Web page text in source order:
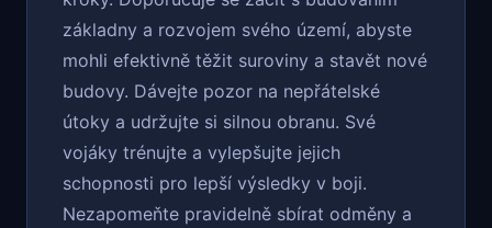
základny a rozvojem svého území, abyste
mohli efektivně těžit suroviny a stavět nové
budovy. Dávejte pozor na nepřátelské
útoky a udržujte si silnou obranu. Své
vojáky trénujte a vylepšujte jejich
schopnosti pro lepší výsledky v boji.
Nezapomeňte pravidelně sbírat odměny a